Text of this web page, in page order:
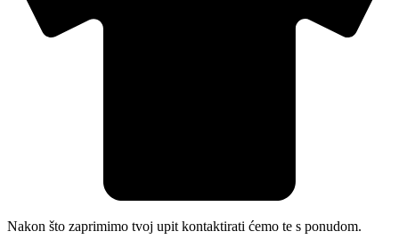
Nakon što zaprimimo tvoj upit kontaktirati ćemo te s ponudom.